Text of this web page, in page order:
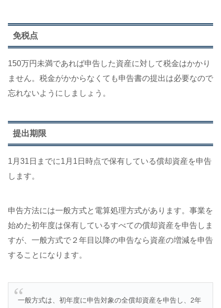
免税点
150万円未満であれば申告した資産に対して税金はかかり
ません。税金がかからなくても申告書の提出は必要なので
忘れないようにしましょう。
提出期限
1月31日までに1月1日時点で保有している償却資産を申告
します。
申告方法には一般方式と電算処理方式があります。事業を
始めた初年度は保有しているすべての償却資産を申告しま
すが、一般方式で２年目以降の申告なら資産の増減を申告
することになります。
一般方式は、初年度に申告対象の全償却資産を申告し、2年